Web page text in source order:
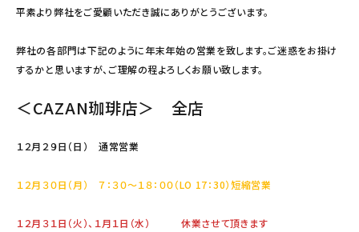
平素より弊社をご愛顧いただき誠にありがとうございます。
弊社の各部門は下記のように年末年始の営業を致します。ご迷惑をお掛け
するかと思いますが、ご理解の程よろしくお願い致します。
＜CAZAN珈琲店＞ 全店
１２月２９日（日） 通常営業
１２月３０日（月） ７：３０～１８：００（LO 17：30）短縮営業
１２月３１日（火）、１月１日（水） 休業させて頂きます